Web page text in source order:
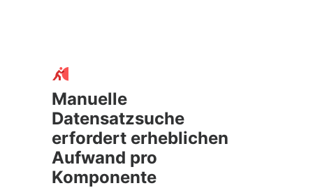
Manuelle
Datensatzsuche
erfordert erheblichen
Aufwand pro
Komponente